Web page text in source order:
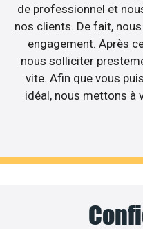
de professionnel et
nos clients. De fait,
engagement. Après
nous solliciter
vite. Afin que vous
idéal, nous mettons à